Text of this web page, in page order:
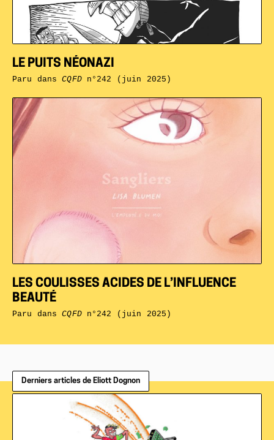
LES COULISSES ACIDES DE L’INFLUENCE
BEAUTÉ
Paru dansCQFDn°242 (juin 2025)
LE PUITS NÉONAZI
Paru dansCQFDn°242 (juin 2025)
Derniers articles de Eliott Dognon